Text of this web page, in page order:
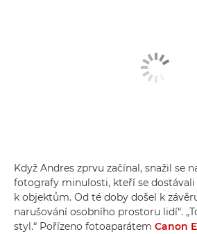
Když Andres zprvu začínal, snažil se
fotografy minulosti, kteří se dostávali
k objektům. Od té doby došel k
narušování osobního prostoru lidí“.
styl.“ Pořízeno fotoaparátem Canon